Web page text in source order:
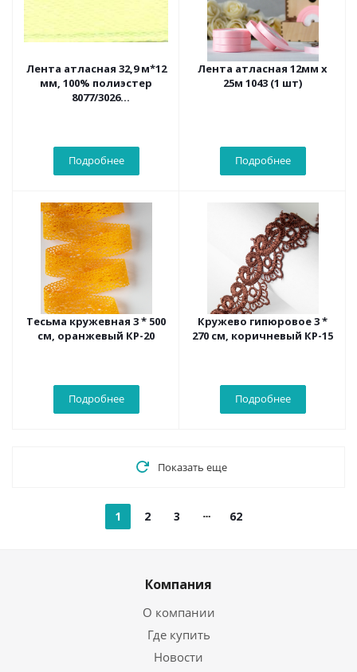
Лента атласная 32,9 м*12
мм, 100% полиэстер
8077/3026
Подробнее
Лента атласная 12мм x
25м 1043 (1 шт)
Подробнее
Тесьма кружевная 3 * 500
см, оранжевый КР-20
Подробнее
Кружево гипюровое 3 *
270 см, коричневый КР-15
Подробнее
Показать еще
1 2 3 62
Компания
О компании
Где купить
Новости